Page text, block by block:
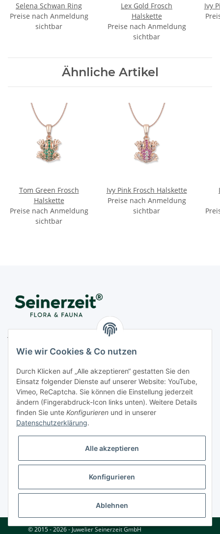
Selena Schwan Ring
Preise nach Anmeldung
sichtbar
Lex Gold Frosch
Halskette
Preise nach Anmeldung
sichtbar
Ivy
Ähnliche Artikel
Tom Green Frosch
Halskette
Preise nach Anmeldung
sichtbar
Ivy Pink Frosch Halskette
Preise nach Anmeldung
sichtbar
D - 10711 Berlin
Telefon+49 (0)30 364 123 80
Fax+49 (0)30 364 123 82
Mo-Fr von 11:00 - 17:00 Uhr
E-Mailoffice@seinerzeit-berlin.de
Gesetzliche Informationen
* Alle Preise zzgl. gesetzlicher USt., zzgl.Versand
© 2015 - 2026 - Juwelier Seinerzeit GmbH
Wie wir Cookies & Co nutzen
Durch Klicken auf „Alle akzeptieren“ gestatten Sie den
Einsatz folgender Dienste auf unserer Website: YouTube,
Vimeo, ReCaptcha. Sie können die Einstellung jederzeit
ändern (Fingerabdruck-Icon links unten). Weitere Details
finden Sie unte Konfigurieren und in unserer
Datenschutzerklärung.
Alle akzeptieren
Konfigurieren
Ablehnen